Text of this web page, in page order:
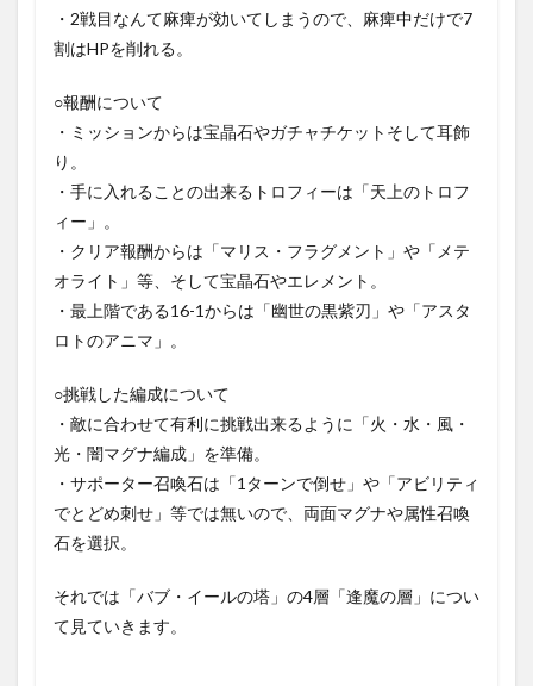
・2戦目なんて麻痺が効いてしまうので、麻痺中だけで7
割はHPを削れる。
○報酬について
・ミッションからは宝晶石やガチャチケットそして耳飾
り。
・手に入れることの出来るトロフィーは「天上のトロフ
ィー」。
・クリア報酬からは「マリス・フラグメント」や「メテ
オライト」等、そして宝晶石やエレメント。
・最上階である16-1からは「幽世の黒紫刃」や「アスタ
ロトのアニマ」。
○挑戦した編成について
・敵に合わせて有利に挑戦出来るように「火・水・風・
光・闇マグナ編成」を準備。
・サポーター召喚石は「1ターンで倒せ」や「アビリティ
でとどめ刺せ」等では無いので、両面マグナや属性召喚
石を選択。
それでは「バブ・イールの塔」の4層「逢魔の層」につい
て見ていきます。